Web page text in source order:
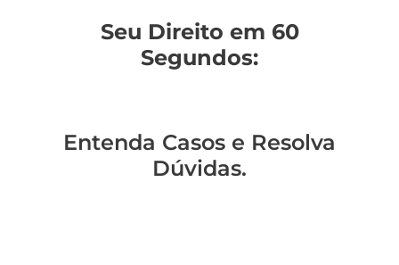
Seu Direito em 60
Segundos:
Entenda Casos e Resolva
Dúvidas.